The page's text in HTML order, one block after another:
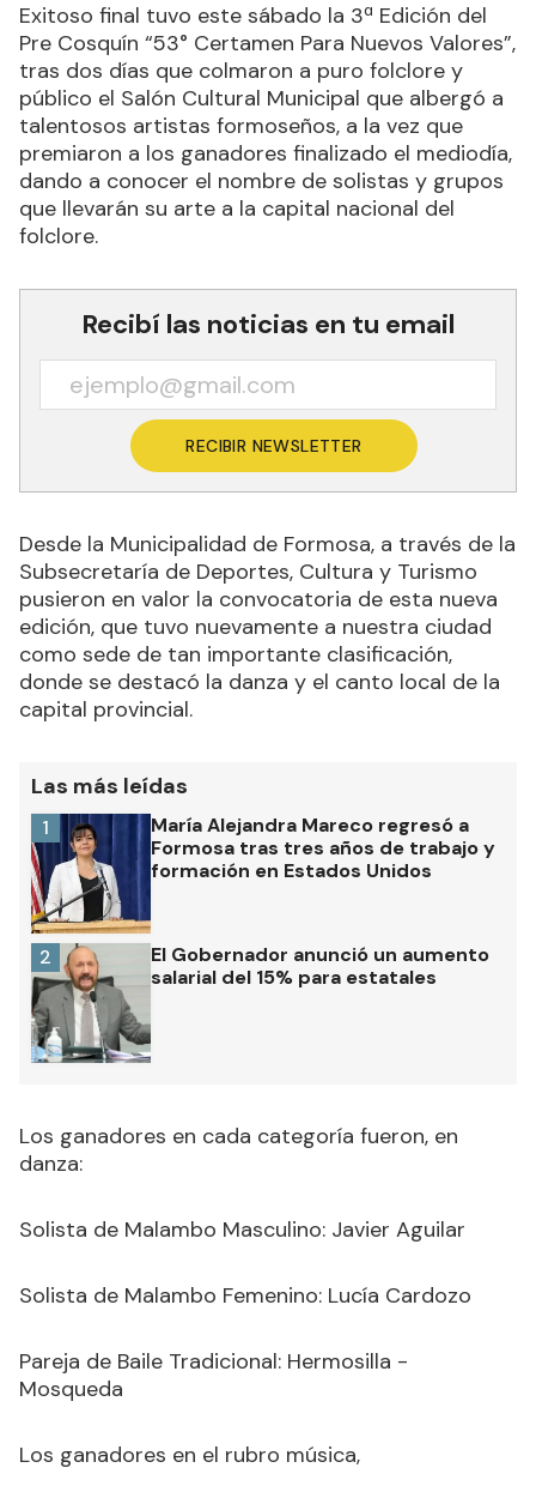
Exitoso final tuvo este sábado la 3ª Edición del
Pre Cosquín “53° Certamen Para Nuevos Valores”,
tras dos días que colmaron a puro folclore y
público el Salón Cultural Municipal que albergó a
talentosos artistas formoseños, a la vez que
premiaron a los ganadores finalizado el mediodía,
dando a conocer el nombre de solistas y grupos
que llevarán su arte a la capital nacional del
folclore.
Recibí las noticias en tu email
RECIBIR NEWSLETTER
Desde la Municipalidad de Formosa, a través de la
Subsecretaría de Deportes, Cultura y Turismo
pusieron en valor la convocatoria de esta nueva
edición, que tuvo nuevamente a nuestra ciudad
como sede de tan importante clasificación,
donde se destacó la danza y el canto local de la
capital provincial.
Las más leídas
María Alejandra Mareco regresó a
Formosa tras tres años de trabajo y
formación en Estados Unidos
1
El Gobernador anunció un aumento
salarial del 15% para estatales
2
Los ganadores en cada categoría fueron, en
danza:
Solista de Malambo Masculino: Javier Aguilar
Solista de Malambo Femenino: Lucía Cardozo
Pareja de Baile Tradicional: Hermosilla -
Mosqueda
Los ganadores en el rubro música,